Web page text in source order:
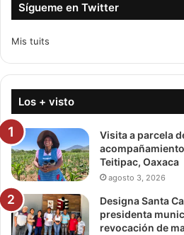
Sígueme en Twitter
Mis tuits
Los + visto
Visita a parcela
Teitipac, Oaxaca
agosto 3, 2026
Designa Santa
presidenta
revocación de